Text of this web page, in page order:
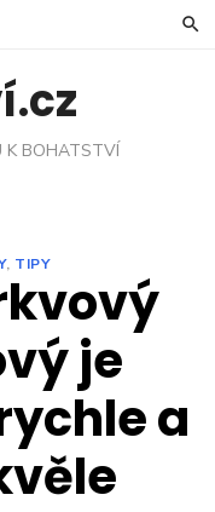
K BOHATSTVÍ
, TIPY
je
a